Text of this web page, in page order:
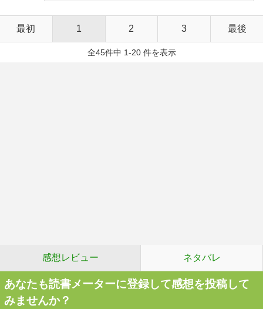
最初 1 2 3 最後
全45件中 1-20 件を表示
感想レビュー ネタバレ
あなたも読書メーターに登録して感想を投稿して
みませんか？